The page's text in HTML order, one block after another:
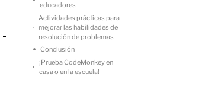
educadores
Actividades prácticas para
mejorar las habilidades de
resolución de problemas
Conclusión
¡Prueba CodeMonkey en
casa o en la escuela!